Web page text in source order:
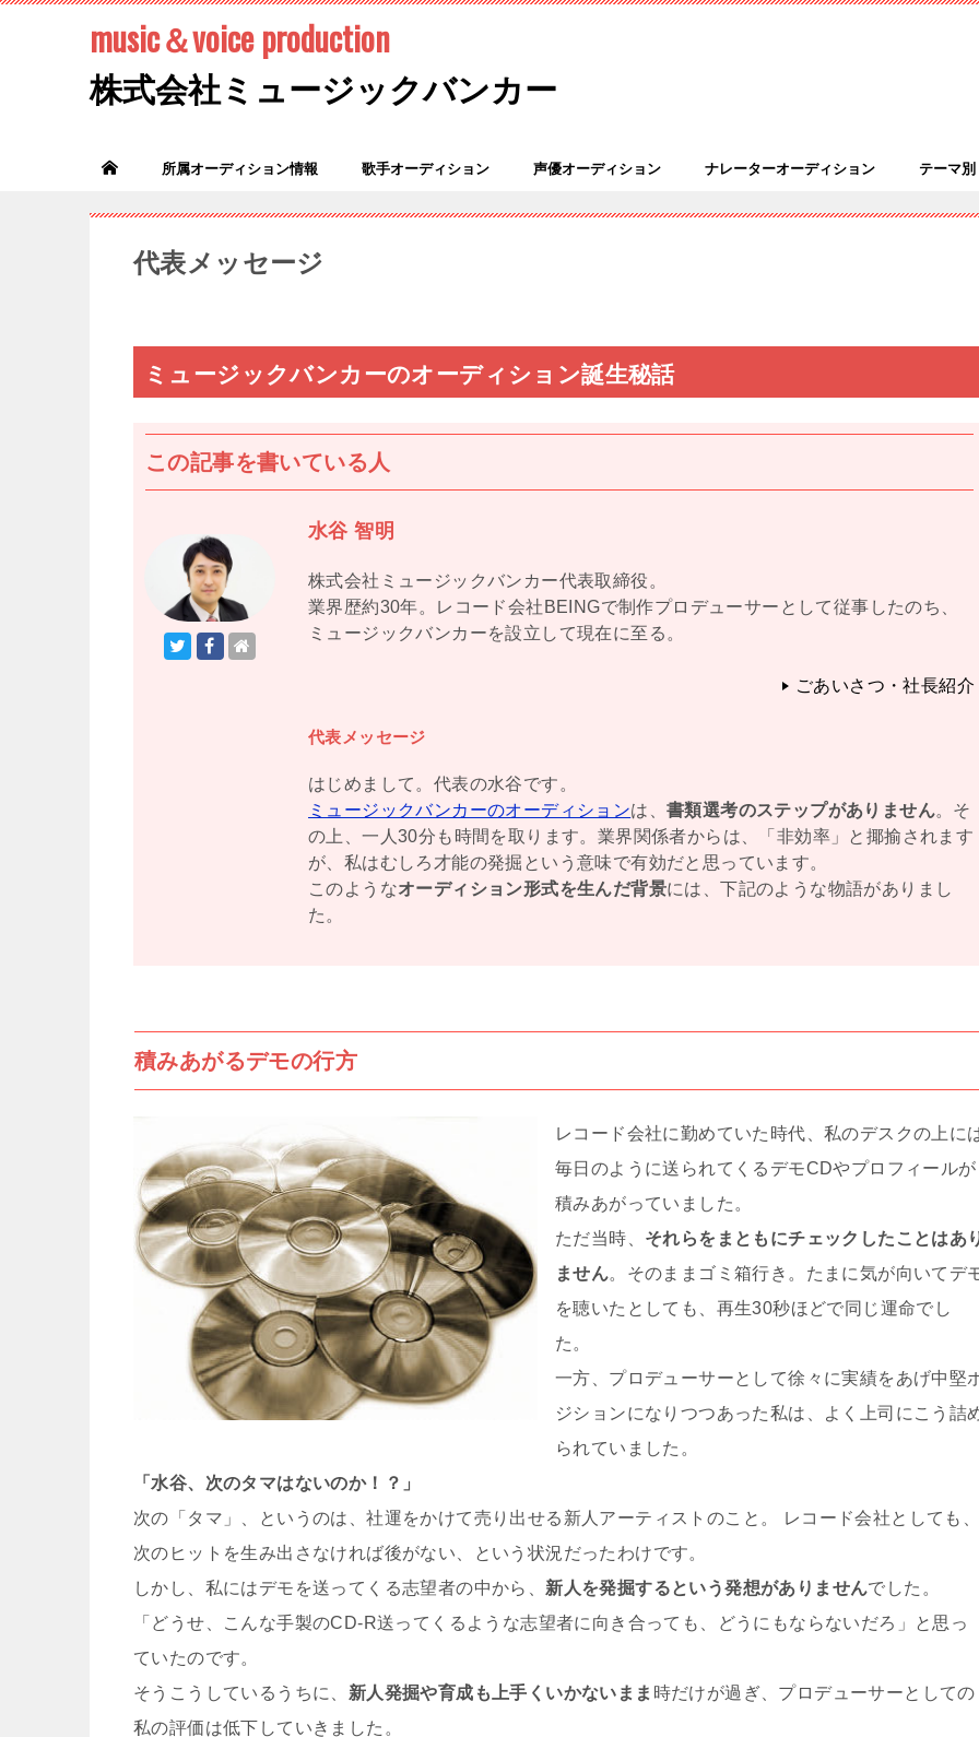
music＆voice production
株式会社ミュージックバンカー
所属オーディション情報 歌手オーディション 声優オーディション ナレーターオーディション テーマ別
代表メッセージ
ミュージックバンカーのオーディション誕生秘話
この記事を書いている人
水谷 智明
株式会社ミュージックバンカー代表取締役。
業界歴約30年。レコード会社BEINGで制作プロデューサーとして従事したのち、
ミュージックバンカーを設立して現在に至る。
ごあいさつ・社長紹介
代表メッセージ
はじめまして。代表の水谷です。
ミュージックバンカーのオーディションは、書類選考のステップがありません。そ
の上、一人30分も時間を取ります。業界関係者からは、「非効率」と揶揄されます
が、私はむしろ才能の発掘という意味で有効だと思っています。
このようなオーディション形式を生んだ背景には、下記のような物語がありまし
た。
積みあがるデモの行方
レコード会社に勤めていた時代、私のデスクの上に
毎日のように送られてくるデモCDやプロフィールが
積みあがっていました。
ただ当時、 それらをまともにチェックしたことはあ
ません。そのままゴミ箱行き。たまに気が向いてデ
を聴いたとしても、再生30秒ほどで同じ運命でし
た。
一方、プロデューサーとして徐々に実績をあげ中堅
ジションになりつつあった私は、よく上司にこう詰
られていました。
「水谷、次のタマはないのか！？」
次の「タマ」、というのは、社運をかけて売り出せる新人アーティストのこと。 レコード会社としても、
次のヒットを生み出さなければ後がない、という状況だったわけです。
しかし、私にはデモを送ってくる志望者の中から、 新人を発掘するという発想がありませんでした。
「どうせ、こんな手製のCD-R送ってくるような志望者に向き合っても、どうにもならないだろ」と思っ
ていたのです。
そうこうしているうちに、 新人発掘や育成も上手くいかないまま 時だけが過ぎ、プロデューサーとしての
私の評価は低下していきました。